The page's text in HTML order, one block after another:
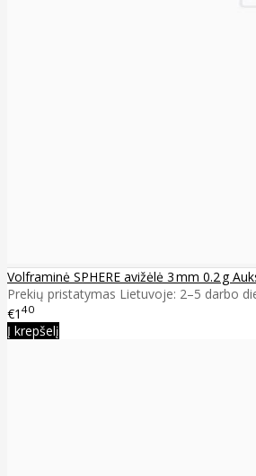
Volframinė SPHERE avižėlė 3 mm 0.2 g
Prekių pristatymas Lietuvoje: 2–5 darbo
€1 40
Į krepšelį